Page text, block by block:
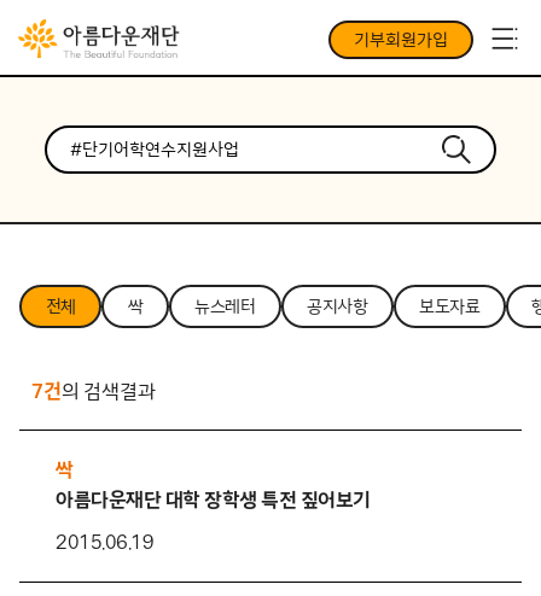
기부회원가입
전체 싹 뉴스레터 공지사항 보도자료
7건의 검색결과
싹
아름다운재단 대학 장학생 특전 짚어보기
2015.06.19